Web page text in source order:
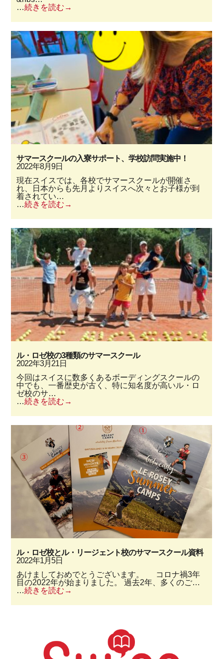
…続きを読む
サマースクールの入寮サポート、学校訪問実施中！
2022年8月9日
現在スイスでは、各校でサマースクールが開催さ
れ、日本からも先月よりスイスへ次々とお子様が到
着されてい…
…続きを読む
ル・ロゼ校の3種類のサマースクール
2022年3月21日
今回はスイスに数多くあるボーディングスクールの
中でも、一番歴史が古く、特に知名度が高いル・ロ
ゼ校のサ…
…続きを読む
ル・ロゼ校とル・リージェント校のサマースクール資料
2022年1月5日
あけましておめでとうございます。 コロナ禍3年
目の2022年が始まりました。 過去2年、多くのご…
…続きを読む